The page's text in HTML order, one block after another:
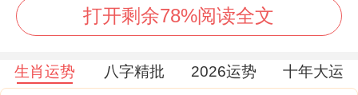
法律或合同事宜需谨慎，以命宫飞星论，东
北方文昌位吉气汇聚，那从事文职或创意工
作者可借势发力，伴「天解」星暗助，那即
打开剩余78%阅读全文
生肖运势 八字精批 2026运势 十年大运